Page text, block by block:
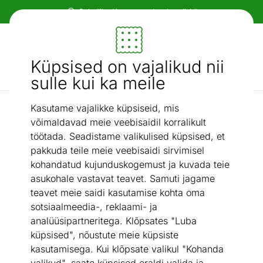
Küpsised on vajalikud nii
sulle kui ka meile
Kasutame vajalikke küpsiseid, mis
võimaldavad meie veebisaidil korralikult
töötada. Seadistame valikulised küpsised, et
pakkuda teile meie veebisaidi sirvimisel
kohandatud kujunduskogemust ja kuvada teie
asukohale vastavat teavet. Samuti jagame
teavet meie saidi kasutamise kohta oma
sotsiaalmeedia-, reklaami- ja
analüüsipartneritega. Klõpsates "Luba
küpsised", nõustute meie küpsiste
kasutamisega. Kui klõpsate valikul "Kohanda
Paindlikud ja mugavad makseviisid!
Mööbel ja sisustus - ON24
Otsi...
AI otsing
Vannitoavaibad / Vannitoavaip Gino Falcone Ariella 50x60 cm